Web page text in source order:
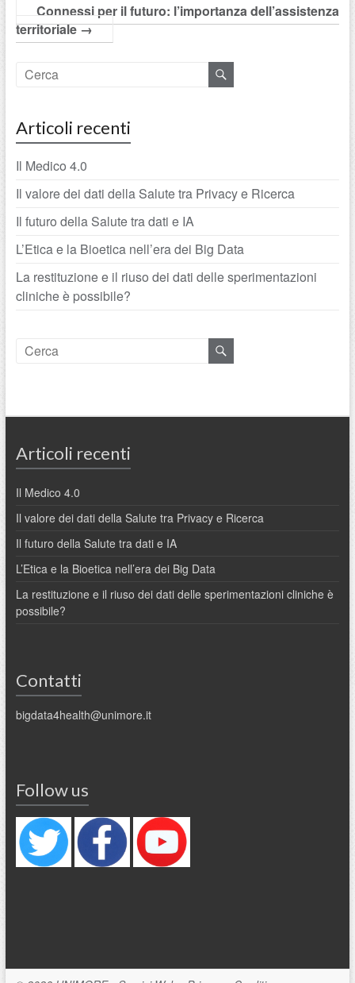
Connessi per il futuro: l’importanza dell’assistenza
territoriale→
Articoli recenti
Il Medico 4.0
Il valore dei dati della Salute tra Privacy e Ricerca
Il futuro della Salute tra dati e IA
L’Etica e la Bioetica nell’era dei Big Data
La restituzione e il riuso dei dati delle sperimentazioni
cliniche è possibile?
Articoli recenti
Il Medico 4.0
Il valore dei dati della Salute tra Privacy e Ricerca
Il futuro della Salute tra dati e IA
L’Etica e la Bioetica nell’era dei Big Data
La restituzione e il riuso dei dati delle sperimentazioni cliniche è
possibile?
Contatti
bigdata4health@unimore.it
Follow us